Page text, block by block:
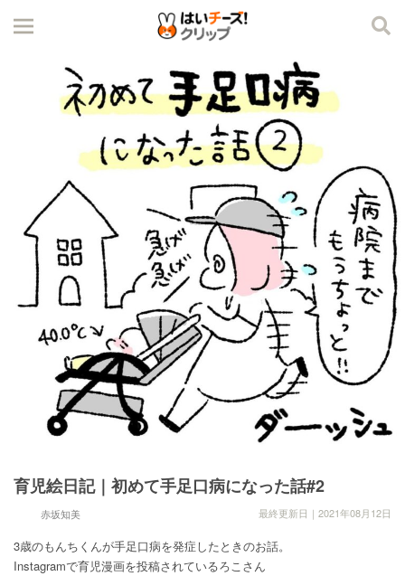
育児絵日記｜初めて手足口病になった話#2
赤坂知美 最終更新日｜2021年08月12日
3歳のもんちくんが手足口病を発症したときのお話。
Instagramで育児漫画を投稿されているろこさん